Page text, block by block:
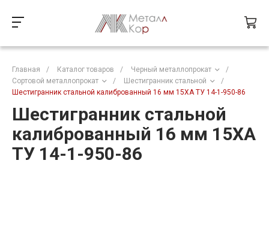
Главная / Каталог товаров / Черный металлопрокат
/
Сортовой металлопрокат
/ Шестигранник стальной
/
Шестигранник стальной калиброванный 16 мм 15ХА ТУ 14-1-950-86
Шестигранник стальной
калиброванный 16 мм 15ХА
ТУ 14-1-950-86